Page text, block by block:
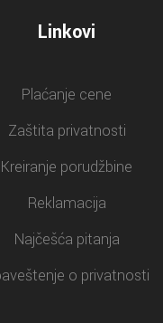
Linkovi
Plaćanje cene
Zaštita privatnosti
Kreiranje porudžbine
Reklamacija
Najčešća pitanja
o privatnosti